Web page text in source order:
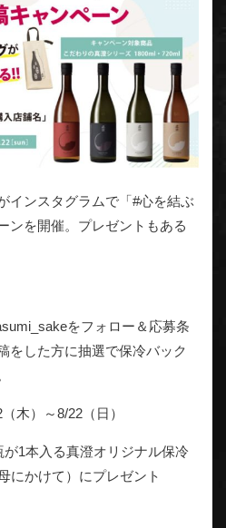
インスタグラムで「#心を結ぶ
ンを開催。プレゼントもある
をフォロー＆応募条
をした方に抽選で保冷バック
木）～8/22（日）
1本入る真澄オリジナル保冷
にかけて）にプレゼント